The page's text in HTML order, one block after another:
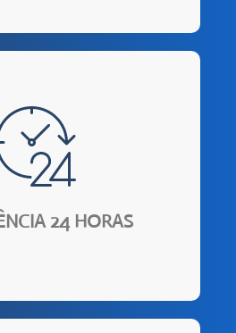
24 HORAS
com assistência 24h em todo
de chaveiro, troca de pneus,
domiciliar e guincho)